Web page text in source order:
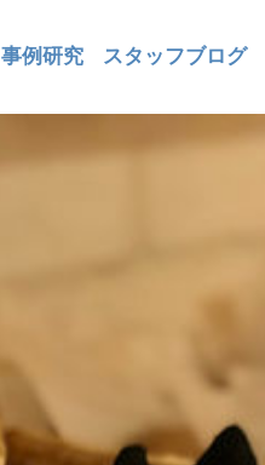
事例研究 スタッフブログ